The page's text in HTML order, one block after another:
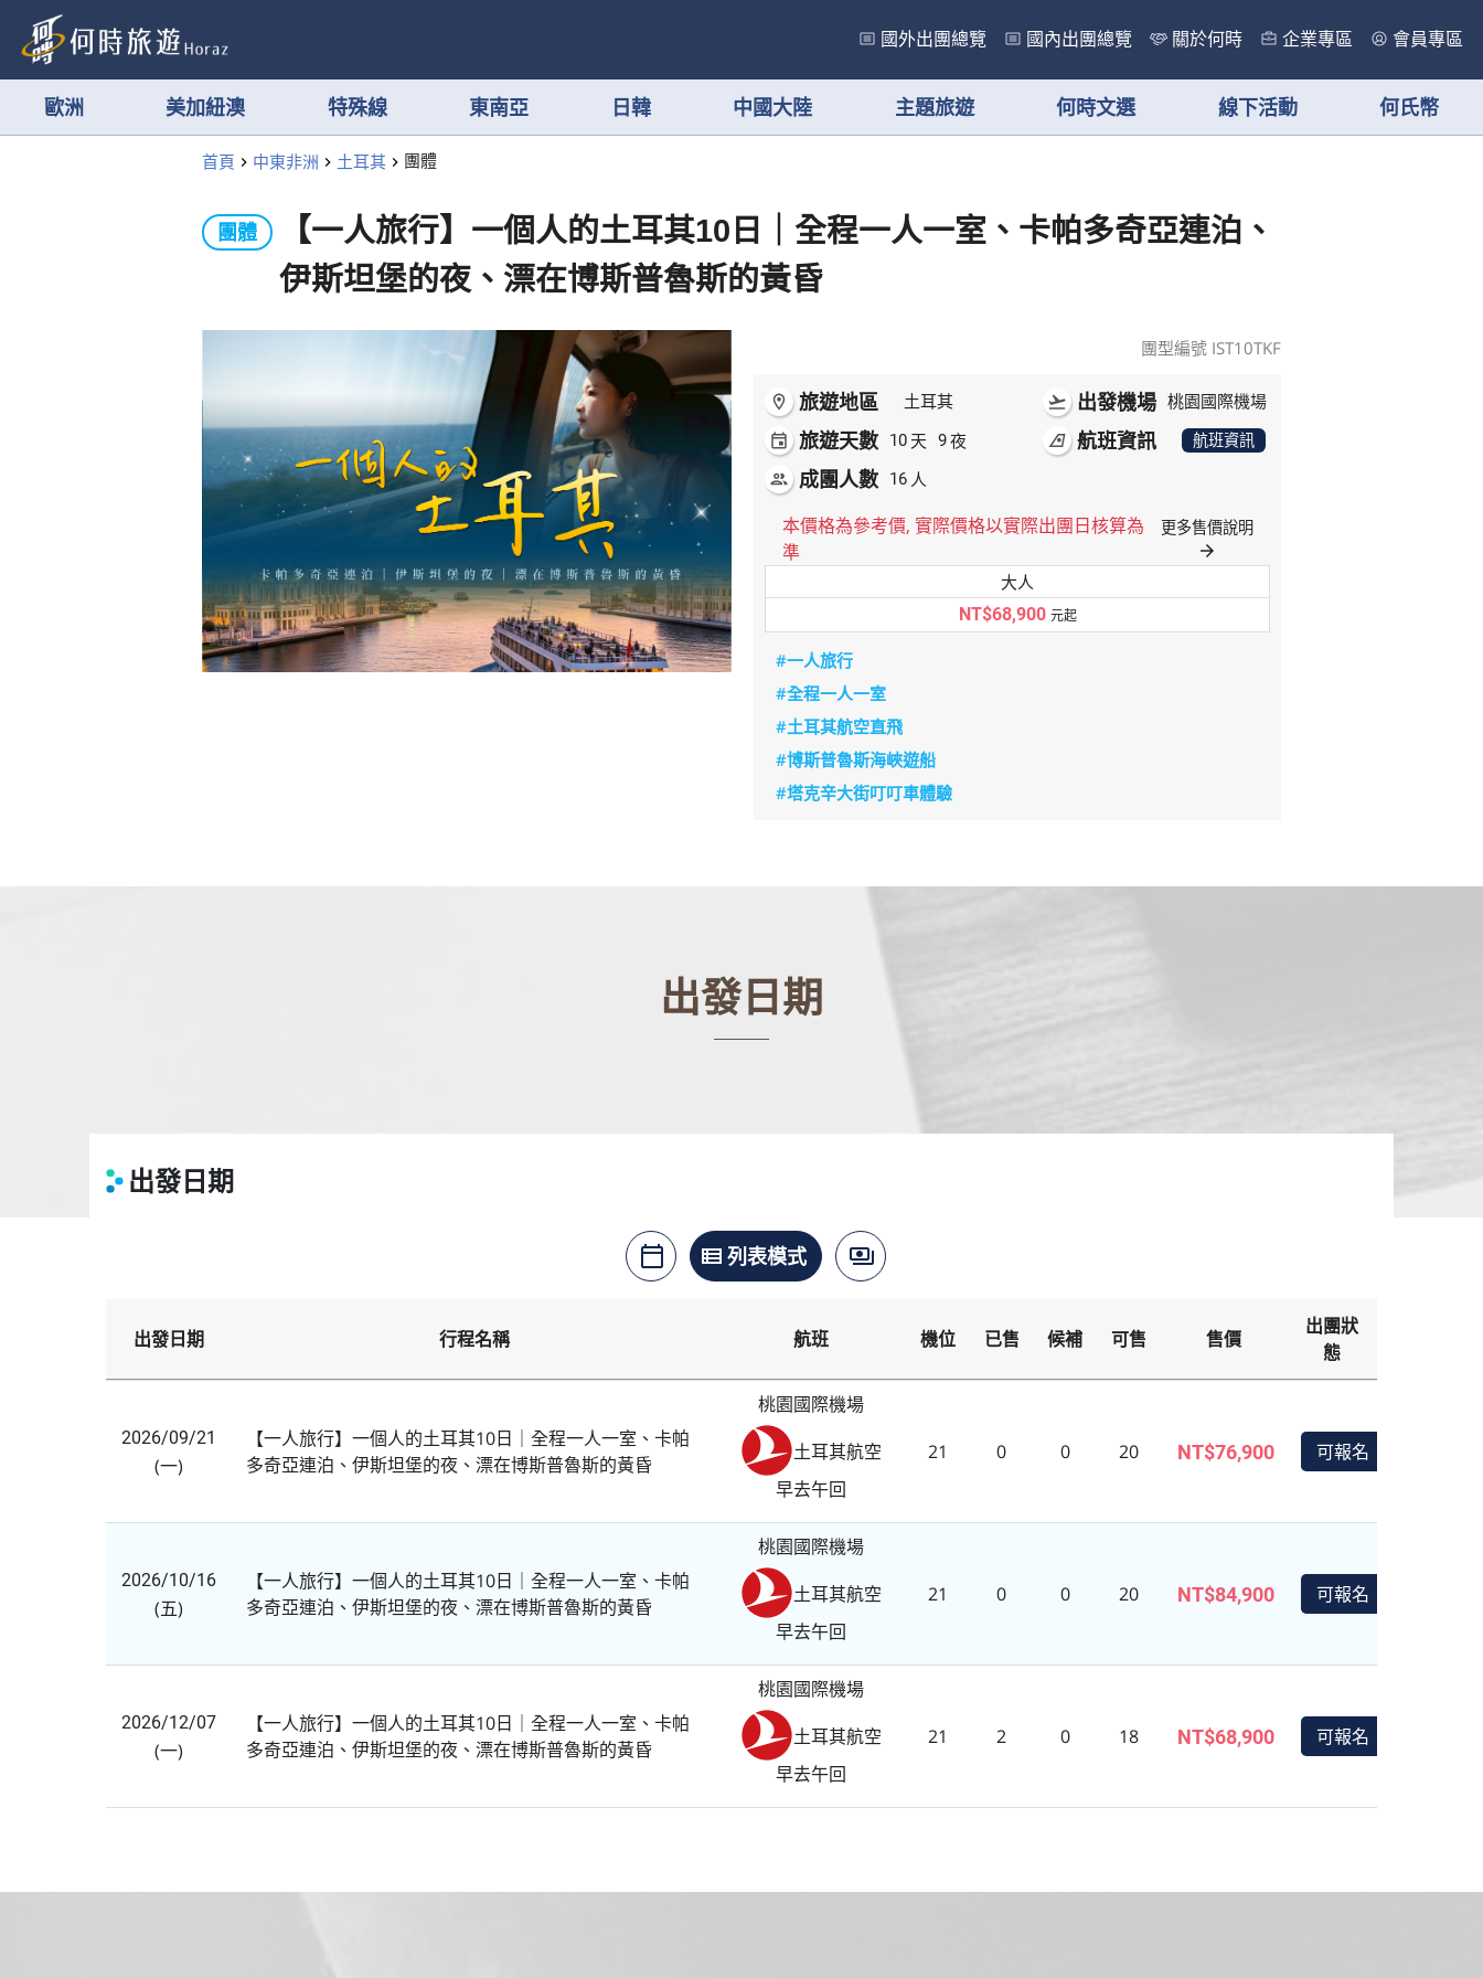
國外出團總覽 國內出團總覽 關於何時 企業專區 會員專區
歐洲 美加紐澳 特殊線 東南亞 日韓 中國大陸 主題旅遊 何時文選 線下活動 何氏幣
首頁 中東非洲 土耳其 團體
團體
【一人旅行】一個人的土耳其10日｜全程一人一室、卡帕多奇亞連泊、
伊斯坦堡的夜、漂在博斯普魯斯的黃昏
團型編號 IST10TKF
room 旅遊地區
土耳其
event
旅遊天數 10 天 9夜
people 成團人數 16 人
flight_takeoff 出發機場 桃園國際機場
airlines 航班資訊 航班資訊
本價格為參考價, 實際價格以實際出團日核算為
準
更多售價說明
arrow_forward
大人
NT$68,900 元起
#一人旅行
#全程一人一室
#土耳其航空直飛
#博斯普魯斯海峽遊船
#塔克辛大街叮叮車體驗
出發日期
出發日期
calendar_today
月曆模式
view_list
列表模式 payments
價格模式
出發日期 行程名稱 航班 機位 已售 候補 可售 售價
出團狀
態
2026/09/21
(一)
【一人旅行】一個人的土耳其10日｜全程一人一室、卡帕
多奇亞連泊、伊斯坦堡的夜、漂在博斯普魯斯的黃昏
桃園國際機場
土耳其航空
早去午回
21 0 0 20 NT$76,900 可報名
2026/10/16
(五)
【一人旅行】一個人的土耳其10日｜全程一人一室、卡帕
多奇亞連泊、伊斯坦堡的夜、漂在博斯普魯斯的黃昏
桃園國際機場
土耳其航空
早去午回
21 0 0 20 NT$84,900 可報名
2026/12/07
(一)
【一人旅行】一個人的土耳其10日｜全程一人一室、卡帕
多奇亞連泊、伊斯坦堡的夜、漂在博斯普魯斯的黃昏
桃園國際機場
土耳其航空
早去午回
21 2 0 18 NT$68,900 可報名